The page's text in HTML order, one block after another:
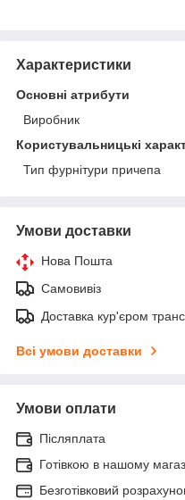
Характеристики
Основні атрибути
Виробник
Користувальницькі
Тип фурнітури причепа
Умови доставки
Нова Пошта
Самовивіз
Доставка кур'єром
Всі умови доставки
Умови оплати
Післяплата
Готівкою в нашому
Безготівковий